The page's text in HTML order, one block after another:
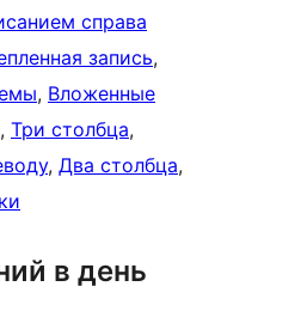
справа
запись
, Вложенные
, Три столбца
, Два столбца
в день